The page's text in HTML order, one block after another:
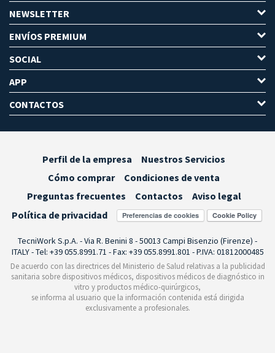
NEWSLETTER
ENVÍOS PREMIUM
SOCIAL
APP
CONTACTOS
Perfil de la empresa
Nuestros Servicios
Cómo comprar
Condiciones de venta
Preguntas frecuentes
Contactos
Aviso legal
Política de privacidad
Preferencias de cookies
TecniWork S.p.A. - Via R. Benini 8 - 50013 Campi Bisenzio (Firenze) -
ITALY - Tel: +39 055.8991.71 - Fax: +39 055.8991.801 - P.IVA: 01812000485
De acuerdo con las directrices del Ministerio de Salud relativas a la publicidad
sanitaria sobre dispositivos médicos, dispositivos médicos de diagnóstico in
vitro y productos médico-quirúrgicos,
se informa al usuario que la información contenida está dirigida
exclusivamente a profesionales.